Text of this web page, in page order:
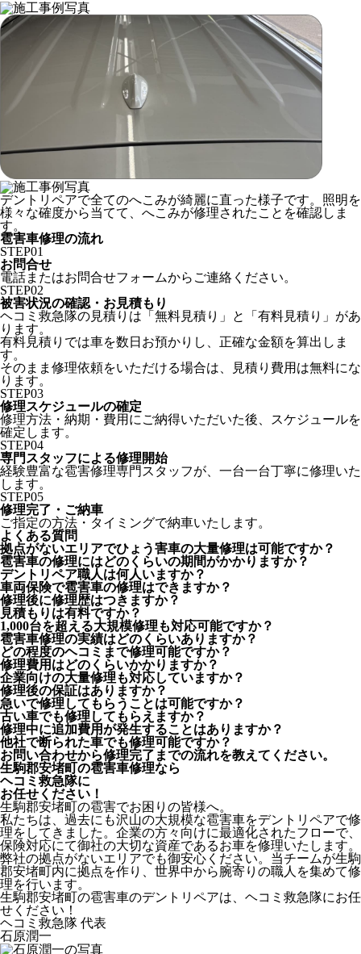
デントリペアで全てのへこみが綺麗に直った様子です。照明を
様々な確度から当てて、へこみが修理されたことを確認しま
す。
雹害車修理の流れ
STEP01
お問合せ
電話またはお問合せフォームからご連絡ください。
STEP02
被害状況の確認・お見積もり
ヘコミ救急隊の見積りは「無料見積り」と「有料見積り」があ
ります。
有料見積りでは車を数日お預かりし、正確な金額を算出しま
す。
そのまま修理依頼をいただける場合は、見積り費用は無料にな
ります。
STEP03
修理スケジュールの確定
修理方法・納期・費用にご納得いただいた後、スケジュールを
確定します。
STEP04
専門スタッフによる修理開始
経験豊富な雹害修理専門スタッフが、一台一台丁寧に修理いた
します。
STEP05
修理完了・ご納車
ご指定の方法・タイミングで納車いたします。
よくある質問
拠点がないエリアでひょう害車の大量修理は可能ですか？
雹害車の修理にはどのくらいの期間がかかりますか？
デントリペア職人は何人いますか？
車両保険で雹害車の修理はできますか？
修理後に修理歴はつきますか？
見積もりは有料ですか？
1,000台を超える大規模修理も対応可能ですか？
雹害車修理の実績はどのくらいありますか？
どの程度のヘコミまで修理可能ですか？
修理費用はどのくらいかかりますか？
企業向けの大量修理も対応していますか？
修理後の保証はありますか？
急いで修理してもらうことは可能ですか？
古い車でも修理してもらえますか？
修理中に追加費用が発生することはありますか？
他社で断られた車でも修理可能ですか？
お問い合わせから修理完了までの流れを教えてください。
生駒郡安堵町の雹害車修理なら
ヘコミ救急隊に
お任せください！
生駒郡安堵町の雹害でお困りの皆様へ。
私たちは、過去にも沢山の大規模な雹害車をデントリペアで修
理をしてきました。企業の方々向けに最適化されたフローで、
保険対応にて御社の大切な資産であるお車を修理いたします。
弊社の拠点がないエリアでも御安心ください。当チームが生駒
郡安堵町内に拠点を作り、世界中から腕寄りの職人を集めて修
理を行います。
生駒郡安堵町の雹害車のデントリペアは、ヘコミ救急隊にお任
せください！
ヘコミ救急隊 代表
石原潤一